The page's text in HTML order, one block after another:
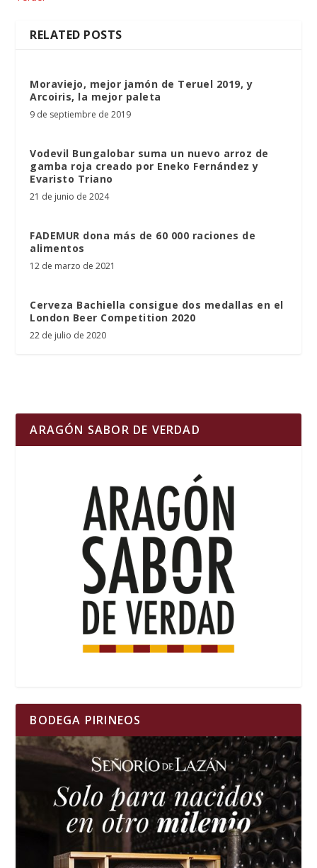
RELATED POSTS
Moraviejo, mejor jamón de Teruel 2019, y
Arcoiris, la mejor paleta
9 de septiembre de 2019
Vodevil Bungalobar suma un nuevo arroz de
gamba roja creado por Eneko Fernández y
Evaristo Triano
21 de junio de 2024
FADEMUR dona más de 60 000 raciones de
alimentos
12 de marzo de 2021
Cerveza Bachiella consigue dos medallas en el
London Beer Competition 2020
22 de julio de 2020
ARAGÓN SABOR DE VERDAD
BODEGA PIRINEOS